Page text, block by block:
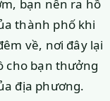
bạn nên ra hồ
thành phố khi
về, nơi đây lại
cho bạn thưởng
địa phương.